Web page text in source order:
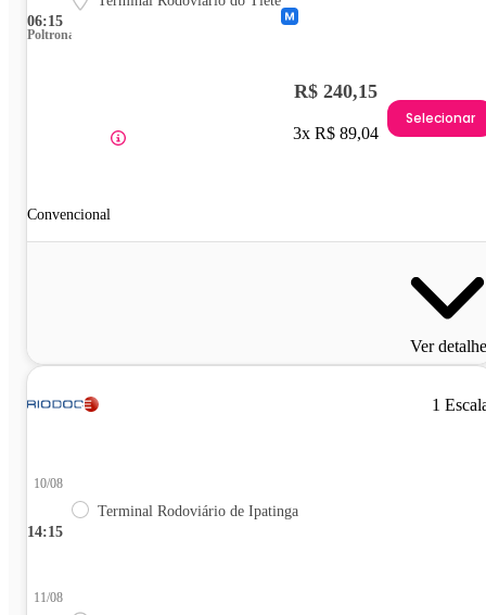
06:15
Poltrona
Convencional
R$ 240,15
3x R$ 89,04
Selecionar
Ver
1
14:15
10/08
Terminal Rodoviário de Ipatinga
11/08